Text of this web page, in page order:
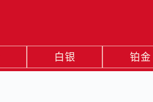
白银 铂金